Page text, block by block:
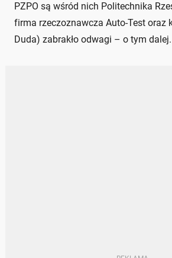
PZPO są wśród nich Politechnika
firma rzeczoznawcza Auto-Test oraz
Duda) zabrakło odwagi – o tym dalej.